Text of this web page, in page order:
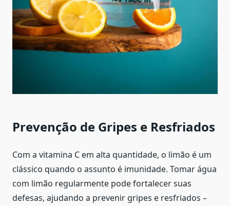
Prevenção de Gripes e Resfriados
Com a vitamina C em alta quantidade, o limão é um
clássico quando o assunto é imunidade. Tomar água
com limão regularmente pode fortalecer suas
defesas, ajudando a prevenir gripes e resfriados –